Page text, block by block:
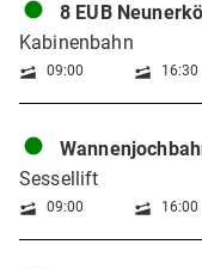
8 EUB
Kabinenbahn
09:00 16:30
Sessellift
09:00 16:00